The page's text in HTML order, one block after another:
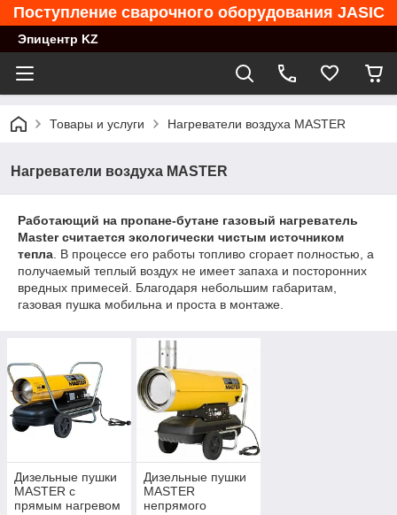
Поступление сварочного оборудования JASIC
Эпицентр KZ
Товары и услуги Нагреватели воздуха MASTER
Нагреватели воздуха MASTER
Работающий на пропане-бутане газовый нагреватель
Master считается экологически чистым источником
тепла . В процессе его работы топливо сгорает полностью, а
получаемый теплый воздух не имеет запаха и посторонних
вредных примесей. Благодаря небольшим габаритам,
газовая пушка мобильна и проста в монтаже.
Дизельные пушки
MASTER с
прямым нагревом
Дизельные пушки
MASTER
непрямого